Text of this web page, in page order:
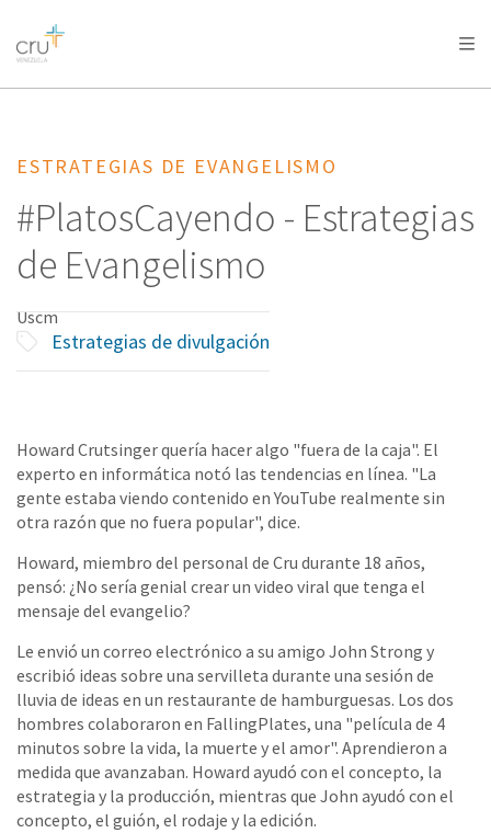
AFRICA
AMERICA / CARIBBEAN
OCEANIA
ESTRATEGIAS DE EVANGELISMO
#PlatosCayendo - Estrategias
de Evangelismo
Uscm
Estrategias de divulgación
Howard Crutsinger quería hacer algo "fuera de la caja". El
experto en informática notó las tendencias en línea. "La
gente estaba viendo contenido en YouTube realmente sin
otra razón que no fuera popular", dice.
Howard, miembro del personal de Cru durante 18 años,
pensó: ¿No sería genial crear un video viral que tenga el
mensaje del evangelio?
Le envió un correo electrónico a su amigo John Strong y
escribió ideas sobre una servilleta durante una sesión de
lluvia de ideas en un restaurante de hamburguesas. Los dos
hombres colaboraron en FallingPlates, una "película de 4
minutos sobre la vida, la muerte y el amor". Aprendieron a
medida que avanzaban. Howard ayudó con el concepto, la
estrategia y la producción, mientras que John ayudó con el
concepto, el guión, el rodaje y la edición.